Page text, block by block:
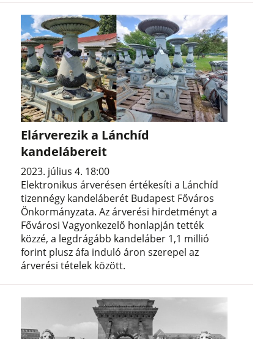
Elárverezik a Lánchíd
kandelábereit
2023. július 4. 18:00
Elektronikus árverésen értékesíti a Lánchíd
tizennégy kandeláberét Budapest Főváros
Önkormányzata. Az árverési hirdetményt a
Fővárosi Vagyonkezelő honlapján tették
közzé, a legdrágább kandeláber 1,1 millió
forint plusz áfa induló áron szerepel az
árverési tételek között.